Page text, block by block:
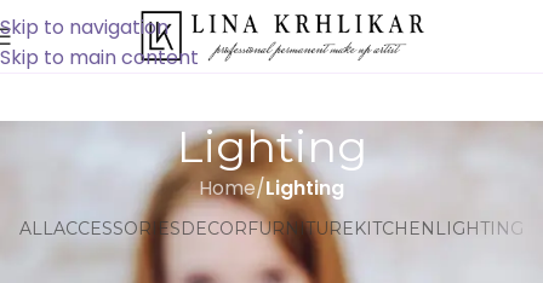
Skip to navigation
Skip to main content
Lighting
Home/Lighting
ALLACCESSORIESDECORFURNITUREKITCHEN LIGHTING